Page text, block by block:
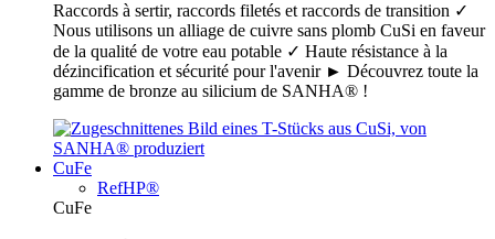
Raccords à sertir, raccords filetés et raccords de transition ✓
Nous utilisons un alliage de cuivre sans plomb CuSi en faveur
de la qualité de votre eau potable ✓ Haute résistance à la
dézincification et sécurité pour l'avenir ► Découvrez toute la
gamme de bronze au silicium de SANHA® !
CuFe
RefHP®
CuFe